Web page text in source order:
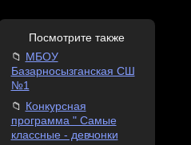
Посмотрите также
МБОУ
Базарносызганская СШ
№1
Конкурсная
программа " Самые
классные - девчонки